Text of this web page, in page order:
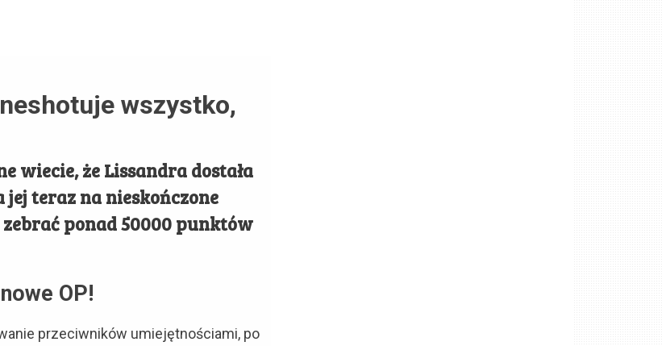
wszystko,
wiecie, że Lissandra dostała
teraz na nieskończone
ponad 50000 punktów
OP!
przeciwników umiejętnościami, po